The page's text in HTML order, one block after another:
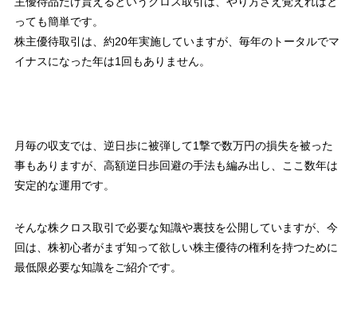
っても簡単です。
株主優待取引は、約20年実施していますが、毎年のトータルでマ
イナスになった年は1回もありません。
月毎の収支では、逆日歩に被弾して1撃で数万円の損失を被った
事もありますが、高額逆日歩回避の手法も編み出し、ここ数年は
安定的な運用です。
そんな株クロス取引で必要な知識や裏技を公開していますが、今
回は、株初心者がまず知って欲しい株主優待の権利を持つために
最低限必要な知識をご紹介です。